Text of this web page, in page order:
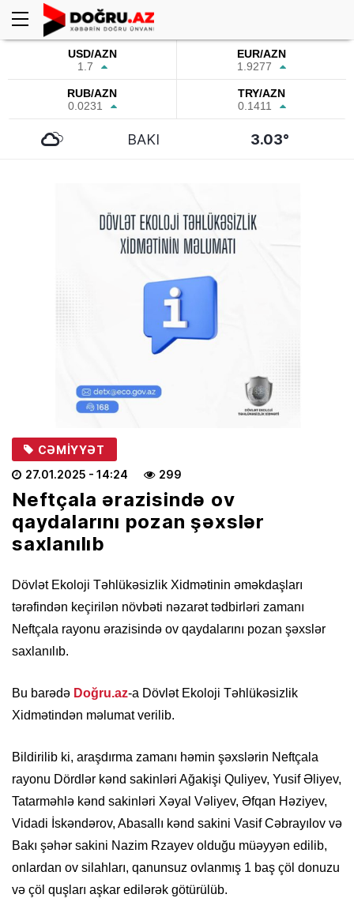
USD/AZN
1.7
EUR/AZN
1.9277
RUB/AZN
0.0231
TRY/AZN
0.1411
BAKI 3.03°
CƏMIYYƏT
27.01.2025 - 14:24 299
Neftçala ərazisində ov
qaydalarını pozan şəxslər
saxlanılıb
Dövlət Ekoloji Təhlükəsizlik Xidmətinin əməkdaşları
tərəfindən keçirilən növbəti nəzarət tədbirləri zamanı
Neftçala rayonu ərazisində ov qaydalarını pozan şəxslər
saxlanılıb.
Bu barədə Doğru.az-a Dövlət Ekoloji Təhlükəsizlik
Xidmətindən məlumat verilib.
Bildirilib ki, araşdırma zamanı həmin şəxslərin Neftçala
rayonu Dördlər kənd sakinləri Ağakişi Quliyev, Yusif Əliyev,
Tatarməhlə kənd sakinləri Xəyal Vəliyev, Əfqan Həziyev,
Vidadi İskəndərov, Abasallı kənd sakini Vasif Cəbrayılov və
Bakı şəhər sakini Nazim Rzayev olduğu müəyyən edilib,
onlardan ov silahları, qanunsuz ovlanmış 1 baş çöl donuzu
və çöl quşları aşkar edilərək götürülüb.